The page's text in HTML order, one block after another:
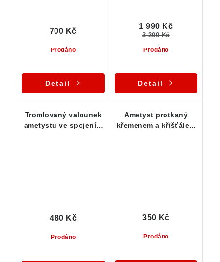
Prodáno
700 Kč
Detail
Prodáno
1 990 Kč
3 200 Kč
Detail
Tromlovaný valounek
ametystu ve spojení s
Prodáno
480 Kč
Ametyst protkaný
křemenem a křišťálem
Prodáno
350 Kč